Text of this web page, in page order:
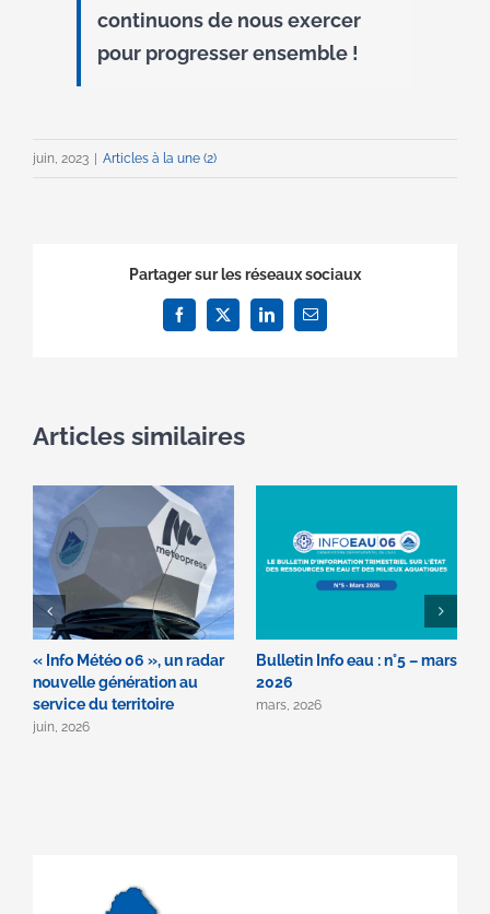
continuons de nous exercer
pour progresser ensemble !
juin, 2023 | Articles à la une (2)
Partager sur les réseaux sociaux
Facebook
X LinkedInEmail
Articles similaires
« Info Météo 06 », un radar
nouvelle génération au
service du territoire
juin, 2026
Bulletin Info eau : n°5 – mars
2026
mars, 2026